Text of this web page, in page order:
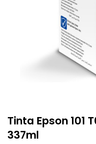
Tinta Epson 101
337ml